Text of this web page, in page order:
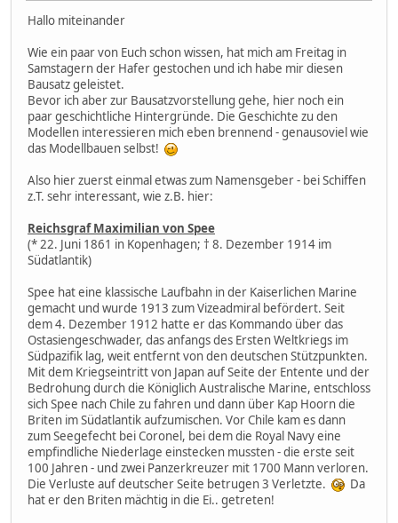
Hallo miteinander
Wie ein paar von Euch schon wissen, hat mich am Freitag in
Samstagern der Hafer gestochen und ich habe mir diesen
Bausatz geleistet.
Bevor ich aber zur Bausatzvorstellung gehe, hier noch ein
paar geschichtliche Hintergründe. Die Geschichte zu den
Modellen interessieren mich eben brennend - genausoviel wie
das Modellbauen selbst!
Also hier zuerst einmal etwas zum Namensgeber - bei Schiffen
z.T. sehr interessant, wie z.B. hier:
Reichsgraf Maximilian von Spee
(* 22. Juni 1861 in Kopenhagen; † 8. Dezember 1914 im
Südatlantik)
Spee hat eine klassische Laufbahn in der Kaiserlichen Marine
gemacht und wurde 1913 zum Vizeadmiral befördert. Seit
dem 4. Dezember 1912 hatte er das Kommando über das
Ostasiengeschwader, das anfangs des Ersten Weltkriegs im
Südpazifik lag, weit entfernt von den deutschen Stützpunkten.
Mit dem Kriegseintritt von Japan auf Seite der Entente und der
Bedrohung durch die Königlich Australische Marine, entschloss
sich Spee nach Chile zu fahren und dann über Kap Hoorn die
Briten im Südatlantik aufzumischen. Vor Chile kam es dann
zum Seegefecht bei Coronel, bei dem die Royal Navy eine
empfindliche Niederlage einstecken mussten - die erste seit
100 Jahren - und zwei Panzerkreuzer mit 1700 Mann verloren.
Die Verluste auf deutscher Seite betrugen 3 Verletzte.
Da
hat er den Briten mächtig in die Ei.. getreten!